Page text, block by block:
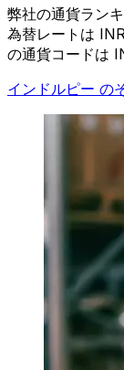
弊社の通貨ラン
為替レートは
の通貨コードは
インドルピー の